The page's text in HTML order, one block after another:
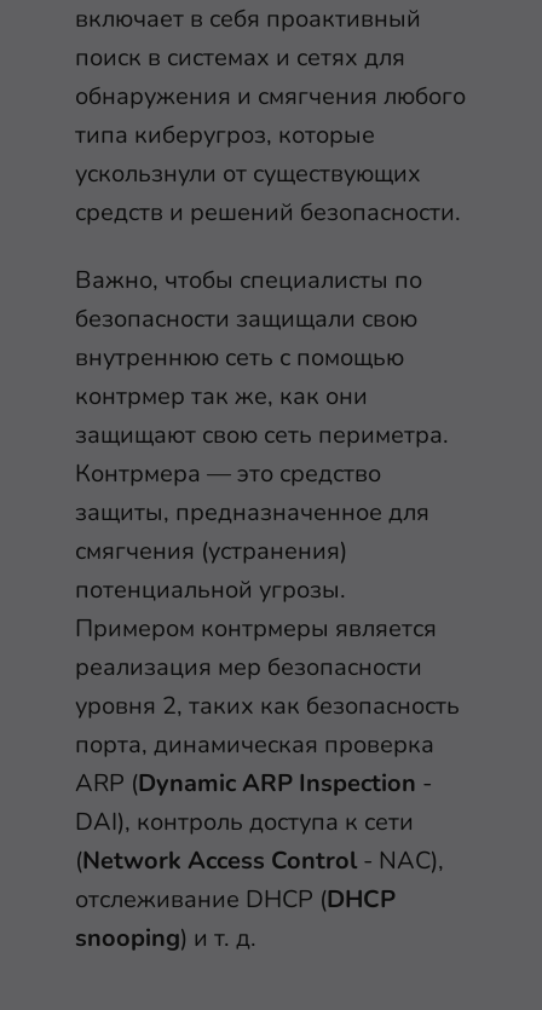
включает в себя проактивный
поиск в системах и сетях для
обнаружения и смягчения любого
типа киберугроз, которые
ускользнули от существующих
средств и решений безопасности.
Важно, чтобы специалисты по
безопасности защищали свою
внутреннюю сеть с помощью
контрмер так же, как они
защищают свою сеть периметра.
Контрмера — это средство
защиты, предназначенное для
смягчения (устранения)
потенциальной угрозы.
Примером контрмеры является
реализация мер безопасности
уровня 2, таких как безопасность
порта, динамическая проверка
ARP (Dynamic ARP Inspection -
DAI), контроль доступа к сети
(Network Access Control - NAC),
отслеживание DHCP (DHCP
snooping) и т. д.